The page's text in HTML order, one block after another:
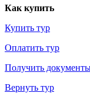
Как купить
Купить тур
Оплатить тур
Получить
Вернуть тур